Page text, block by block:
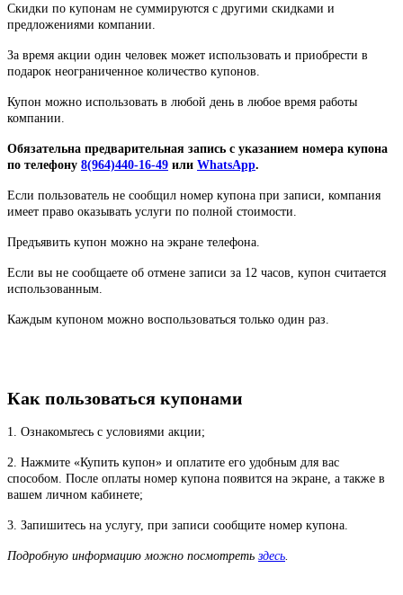
Скидки по купонам не суммируются с другими скидками и
предложениями компании.
За время акции один человек может использовать и приобрести в
подарок неограниченное количество купонов.
Купон можно использовать в любой день в любое время работы
компании.
Обязательна предварительная запись с указанием номера купона
по телефону 8(964)440-16-49 или WhatsApp.
Если пользователь не сообщил номер купона при записи, компания
имеет право оказывать услуги по полной стоимости.
Предъявить купон можно на экране телефона.
Если вы не сообщаете об отмене записи за 12 часов, купон считается
использованным.
Каждым купоном можно воспользоваться только один раз.
Как пользоваться купонами
1. Ознакомьтесь с условиями акции;
2. Нажмите «Купить купон» и оплатите его удобным для вас
способом. После оплаты номер купона появится на экране, а также в
вашем личном кабинете;
3. Запишитесь на услугу, при записи сообщите номер купона.
Подробную информацию можно посмотреть здесь